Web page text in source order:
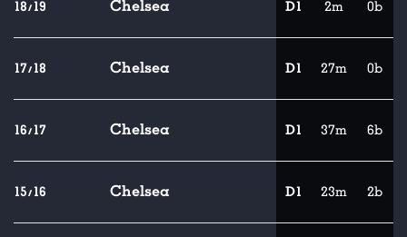
18/19 Chelsea D1 2m 0b
17/18 Chelsea D1 27m 0b
16/17 Chelsea D1 37m 6b
15/16 Chelsea D1 23m 2b